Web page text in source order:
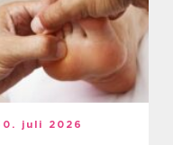
juli 2026